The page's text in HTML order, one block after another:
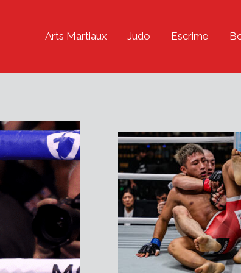
Arts Martiaux Judo Escrime